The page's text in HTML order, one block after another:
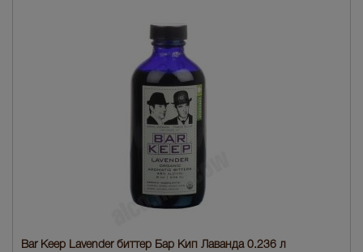
Bar Keep Lavender биттер Бар Кип Лаванда 0.236 л